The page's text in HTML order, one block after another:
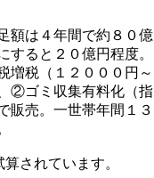
額は４年間で約８０億
すると２０億円程度。
増税（１２０００円～
②ゴミ収集有料化（指
販売。一世帯年間１３
されています。